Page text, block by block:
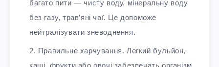
багато пити — чисту воду, мінеральну воду
без газу, трав’яні чаї. Це допоможе
нейтралізувати зневоднення.
Правильне харчування. Легкий бульйон,